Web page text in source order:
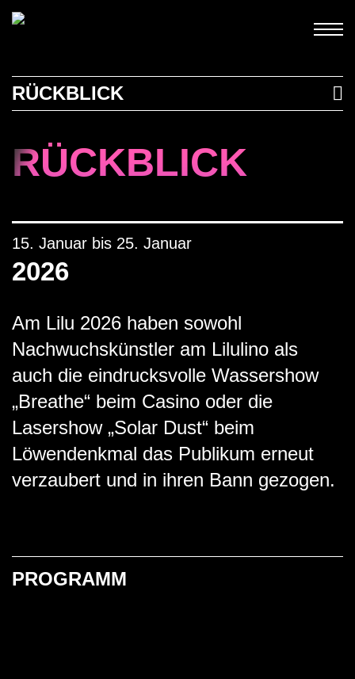
Skip
RÜCKBLICK
RÜCKBLICK
2026
15. Januar bis 25. Januar
Am Lilu 2026 haben sowohl
Nachwuchskünstler am Lilulino als
auch die eindrucksvolle Wassershow
„Breathe“ beim Casino oder die
Lasershow „Solar Dust“ beim
Löwendenkmal das Publikum erneut
verzaubert und in ihren Bann gezogen.
PROGRAMM